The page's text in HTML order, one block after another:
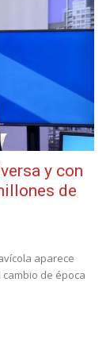
y con
de
aparece
de época